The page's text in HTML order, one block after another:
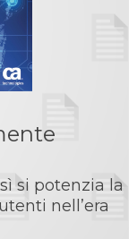
si potenzia la
nell’era